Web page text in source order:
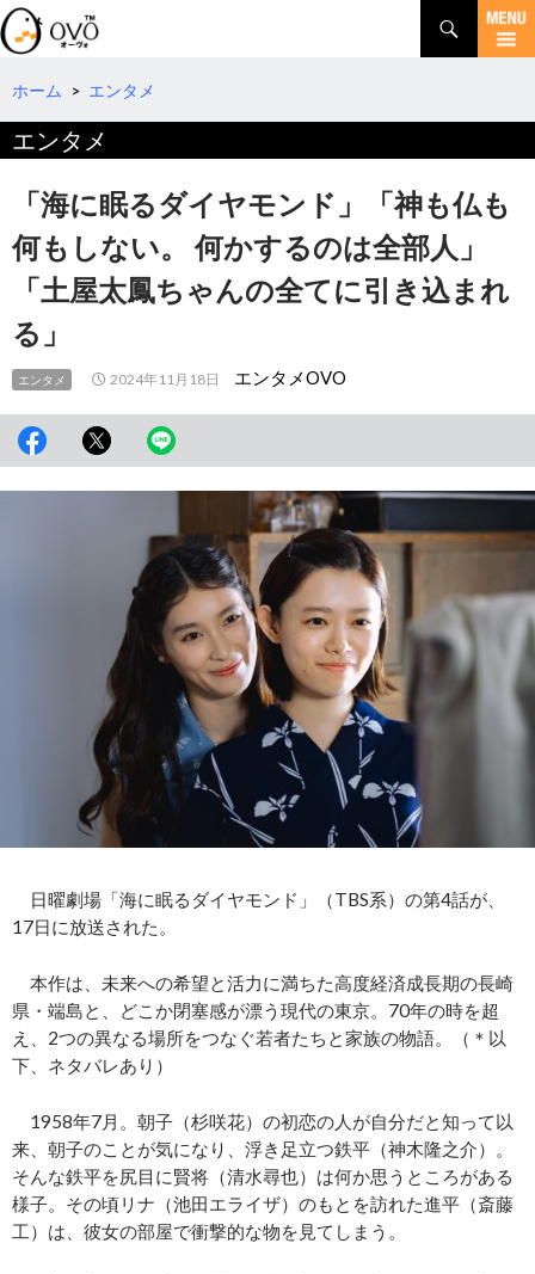
検
索
コ
テ
へ
ホーム > エンタメ
エンタメ
「海に眠るダイヤモンド」「神も仏も
何もしない。 何かするのは全部人」
「土屋太鳳ちゃんの全てに引き込まれ
る」
エンタメ 2024年11月18日 エンタメOVO
日曜劇場「海に眠るダイヤモンド」（TBS系）の第4話が、
17日に放送された。
本作は、未来への希望と活力に満ちた高度経済成長期の長崎
県・端島と、どこか閉塞感が漂う現代の東京。70年の時を超
え、2つの異なる場所をつなぐ若者たちと家族の物語。（＊以
下、ネタバレあり）
1958年7月。朝子（杉咲花）の初恋の人が自分だと知って以
来、朝子のことが気になり、浮き足立つ鉄平（神木隆之介）。
そんな鉄平を尻目に賢将（清水尋也）は何か思うところがある
様子。その頃リナ（池田エライザ）のもとを訪れた進平（斎藤
工）は、彼女の部屋で衝撃的な物を見てしまう。